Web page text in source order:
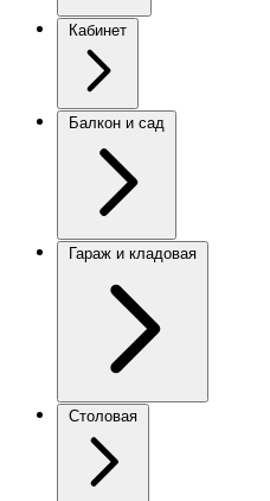
Кабинет
Балкон и сад
Гараж и кладовая
Столовая